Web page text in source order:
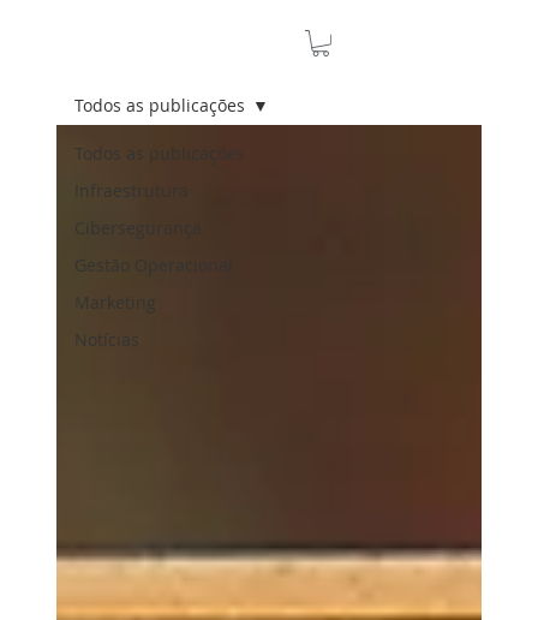
Todos as publicações
Infraestrutura
Cibersegurança
Gestão Operacional
Marketing
Notícias
Todos as publicações